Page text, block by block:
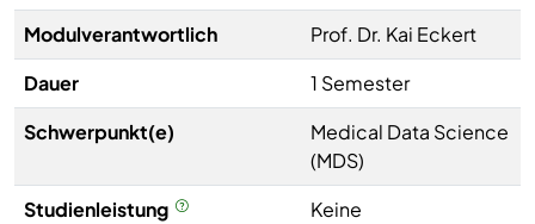
Modulverantwortlich
Prof. Dr. Kai Eckert
Dauer
1 Semester
Schwerpunkt(e)
Medical Data Science
(MDS)
Studienleistung
Keine